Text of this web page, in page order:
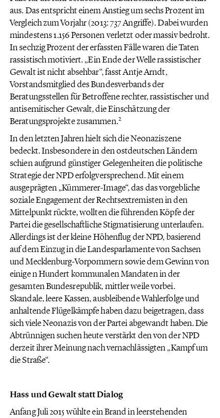
aus. Das entspricht einem Anstieg um sechs Prozent im
Vergleich zum Vorjahr (2013: 737 Angriffe). Dabei wurden
mindestens 1.156 Personen verletzt oder massiv bedroht.
In sechzig Prozent der erfassten Fälle waren die Taten
rassistisch motiviert. „Ein Ende der Welle rassistischer
Gewalt ist nicht absehbar“, fasst Antje Arndt,
Vorstandsmitglied des Bundesverbands der
Beratungsstellen für Betroffene rechter, rassistischer und
antisemitischer Gewalt, die Einschätzung der
Beratungsprojekte zusammen.2
In den letzten Jahren hielt sich die Neonaziszene
bedeckt. Insbesondere in den ostdeutschen Ländern
schien aufgrund günstiger Gelegenheiten die politische
Strategie der NPD erfolgversprechend. Mit einem
ausgeprägten „Kümmerer-Image“, das das vorgebliche
soziale Engagement der Rechtsextremisten in den
Mittelpunkt rückte, wollten die führenden Köpfe der
Partei die gesellschaftliche Stigmatisierung unterlaufen.
Allerdings ist der kleine Höhenflug der NPD, basierend
auf dem Einzug in die Landesparlamente von Sachsen
und Mecklenburg-Vorpommern sowie dem Gewinn von
einige n Hundert kommunalen Mandaten in der
gesamten Bundesrepublik, mittler weile vorbei.
Skandale, leere Kassen, ausbleibende Wahlerfolge und
anhaltende Flügelkämpfe haben dazu beigetragen, dass
sich viele Neonazis von der Partei abgewandt haben. Die
Abtrünnigen suchen heute verstärkt den von der NPD
derzeit ihrer Meinung nach vernachlässigten „Kampf um
die Straße“.
Hass und Gewalt statt Dialog
Anfang Juli 2015 wühlte ein Brand in leerstehenden